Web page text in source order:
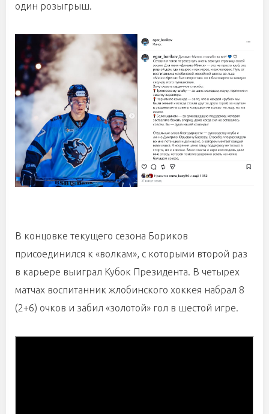
один розыгрыш.
В концовке текущего сезона Бориков
присоединился к «волкам», с которыми второй раз
в карьере выиграл Кубок Президента. В четырех
матчах воспитанник жлобинского хоккея набрал 8
(2+6) очков и забил «золотой» гол в шестой игре.